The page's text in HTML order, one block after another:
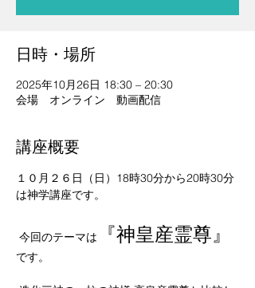
日時・場所
2025年10月26日 18:30 – 20:30
会場 オンライン 動画配信
講座概要
１０月２６日（日）18時30分から20時30分
は神学講座です。
今回のテーマは 『神皇産霊尊』
です。